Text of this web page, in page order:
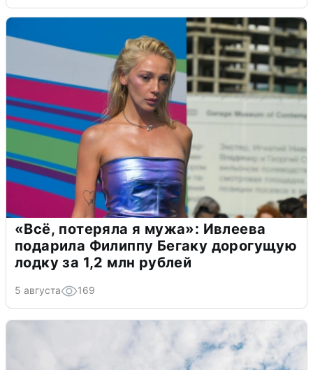
«Всё, потеряла я мужа»: Ивлеева
подарила Филиппу Бегаку дорогущую
лодку за 1,2 млн рублей
5 августа 169